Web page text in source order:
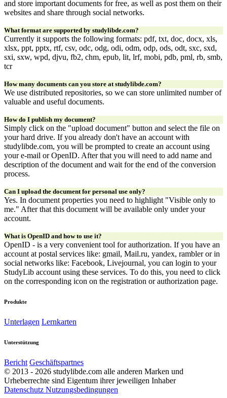
and store important documents for free, as well as post them on their
websites and share through social networks.
What format are supported by studylibde.com?
Currently it supports the following formats: pdf, txt, doc, docx, xls,
xlsx, ppt, pptx, rtf, csv, odc, odg, odi, odm, odp, ods, odt, sxc, sxd,
sxi, sxw, wpd, djvu, fb2, chm, epub, lit, lrf, mobi, pdb, pml, rb, smb,
tcr
How many documents can you store at studylibde.com?
We use distributed repositories, so we can store unlimited number of
valuable and useful documents.
How do I publish my document?
Simply click on the "upload document" button and select the file on
your hard drive. If you already don't have an account with
studylibde.com, you will be prompted to create an account using
your e-mail or OpenID. After that you will need to add name and
description of the document and wait for the end of the conversion
process.
Can I upload the document for personal use only?
Yes. In document properties you need to highlight "Visible only to
me." After that this document will be available only under your
account.
What is OpenID and how to use it?
OpenID - is a very convenient tool for authorization. If you have an
account at postal services like: gmail, Mail.ru, yandex, rambler or in
social networks like: Facebook, Livejournal, you can login to your
StudyLib account using these services. To do this, you need to click
on the corresponding icon on the registration or authorization page.
Produkte
Unterlagen Lernkarten
Unterstützung
Bericht Geschäftspartnes
© 2013 - 2026 studylibde.com alle anderen Marken und
Urheberrechte sind Eigentum ihrer jeweiligen Inhaber
Datenschutz Nutzungsbedingungen